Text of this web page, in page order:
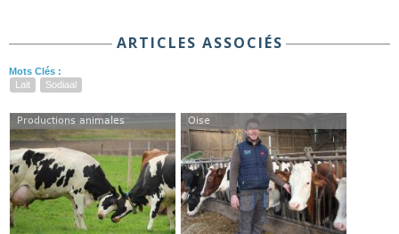
ARTICLES ASSOCIÉS
Mots Clés :
Lait
Sodiaal
Productions animales Oise